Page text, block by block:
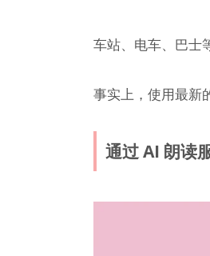
车站、电车、巴士
事实上，使用最新
通过 AI 朗读